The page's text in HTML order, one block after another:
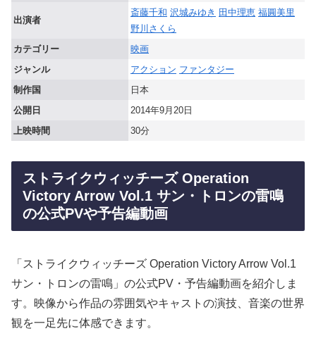
出演者
斎藤千和 沢城みゆき 田中理恵 福圓美里
野川さくら
カテゴリー
映画
ジャンル
アクション ファンタジー
制作国
日本
公開日
2014年9月20日
上映時間
30分
ストライクウィッチーズ Operation
Victory Arrow Vol.1 サン・トロンの雷鳴
の公式PVや予告編動画
「ストライクウィッチーズ Operation Victory Arrow Vol.1
サン・トロンの雷鳴」の公式PV・予告編動画を紹介しま
す。映像から作品の雰囲気やキャストの演技、音楽の世界
観を一足先に体感できます。